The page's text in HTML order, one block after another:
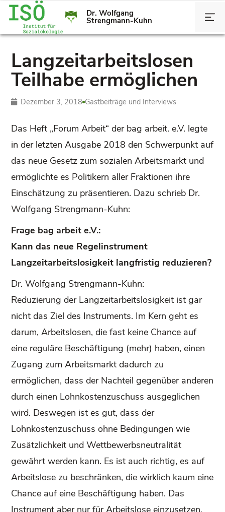
Dr. Wolfgang
Strengmann-Kuhn
Langzeitarbeitslosen
Teilhabe ermöglichen
Dezember 3, 2018 Gastbeiträge und Interviews
Das Heft „Forum Arbeit“ der bag arbeit. e.V. legte
in der letzten Ausgabe 2018 den Schwerpunkt auf
das neue Gesetz zum sozialen Arbeitsmarkt und
ermöglichte es Politikern aller Fraktionen ihre
Einschätzung zu präsentieren. Dazu schrieb Dr.
Wolfgang Strengmann-Kuhn:
Frage bag arbeit e.V.:
Kann das neue Regelinstrument
Langzeitarbeitslosigkeit langfristig reduzieren?
Dr. Wolfgang Strengmann-Kuhn:
Reduzierung der Langzeitarbeitslosigkeit ist gar
nicht das Ziel des Instruments. Im Kern geht es
darum, Arbeitslosen, die fast keine Chance auf
eine reguläre Beschäftigung (mehr) haben, einen
Zugang zum Arbeitsmarkt dadurch zu
ermöglichen, dass der Nachteil gegenüber anderen
durch einen Lohnkostenzuschuss ausgeglichen
wird. Deswegen ist es gut, dass der
Lohnkostenzuschuss ohne Bedingungen wie
Zusätzlichkeit und Wettbewerbsneutralität
gewährt werden kann. Es ist auch richtig, es auf
Arbeitslose zu beschränken, die wirklich kaum eine
Chance auf eine Beschäftigung haben. Das
Instrument aber nur für Arbeitslose einzusetzen,